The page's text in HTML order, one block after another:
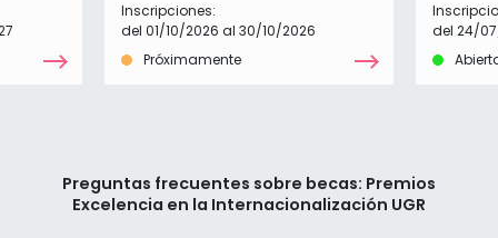
Inscripciones:
del 01/10/2026 al 30/10/2026
Próximamente
del 24/
Preguntas frecuentes sobre becas: Premios
Excelencia en la Internacionalización UGR